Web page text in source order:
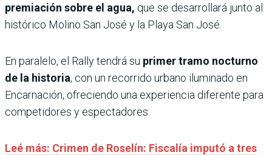
premiación sobre el agua, que se desarrollará junto al
histórico Molino San José y la Playa San José.
En paralelo, el Rally tendrá su primer tramo nocturno
de la historia, con un recorrido urbano iluminado en
Encarnación, ofreciendo una experiencia diferente para
competidores y espectadores.
Leé más: Crimen de Roselín: Fiscalía imputó a tres